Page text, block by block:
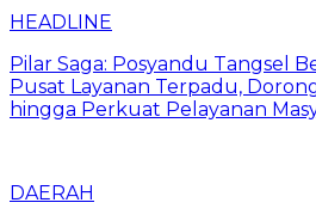
HEADLINE
Pilar Saga: Posyandu Tangsel
Pusat Layanan Terpadu,
hingga Perkuat Pelayanan
DAERAH